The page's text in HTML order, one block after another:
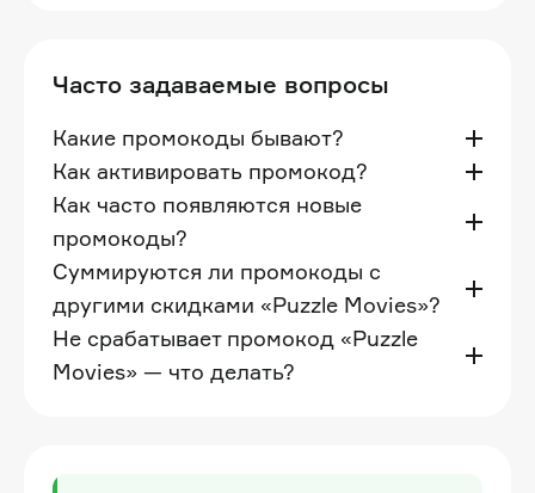
Часто задаваемые вопросы
Какие промокоды бывают?
Как активировать промокод?
Как часто появляются новые
промокоды?
Суммируются ли промокоды с
другими скидками «Puzzle Movies»?
Не срабатывает промокод «Puzzle
Movies» — что делать?